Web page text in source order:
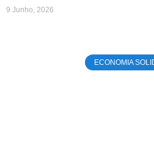
9 Junho, 2026
ECONOMIA